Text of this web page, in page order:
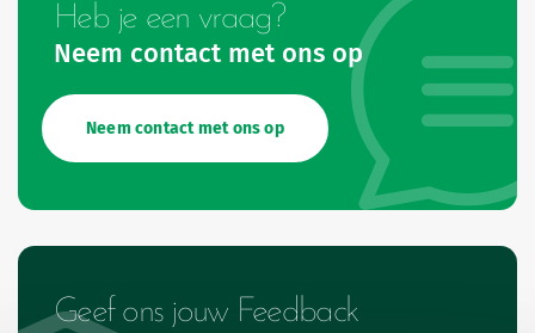
Heb je een vraag?
Neem contact met ons op
Neem contact met ons op
Geef ons jouw Feedback